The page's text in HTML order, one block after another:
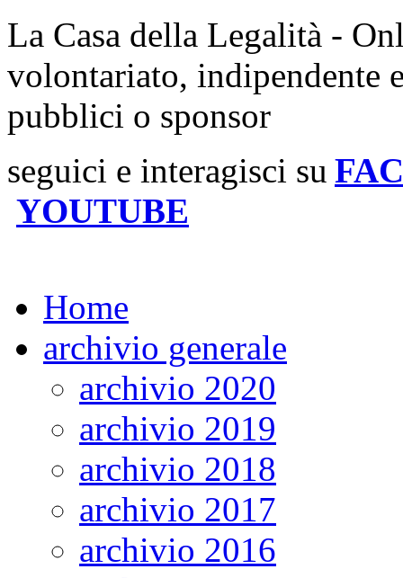
La Casa della Legalità -
volontariato, indipendente
pubblici o sponsor
seguici e interagisci su
YOUTUBE
Home
archivio generale
archivio 2020
archivio 2019
archivio 2018
archivio 2017
archivio 2016